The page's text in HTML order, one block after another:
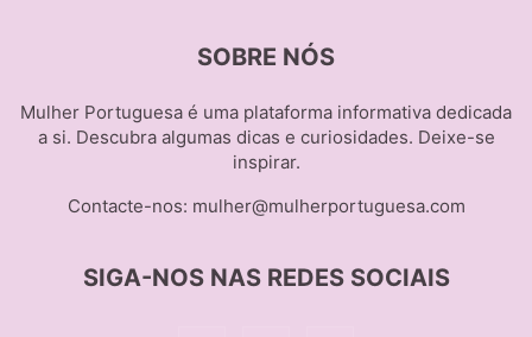
SOBRE NÓS
Mulher Portuguesa é uma plataforma informativa dedicada
a si. Descubra algumas dicas e curiosidades. Deixe-se
inspirar.
Contacte-nos: mulher@mulherportuguesa.com
SIGA-NOS NAS REDES SOCIAIS